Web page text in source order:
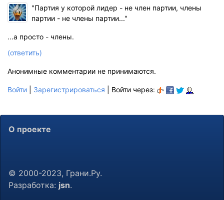
"Партия у которой лидер - не член партии, члены
партии - не члены партии..."
...а просто - члены.
(ответить)
Анонимные комментарии не принимаются.
Войти Зарегистрироваться | Войти через:
О проекте
© 2000-2023, Грани.Ру.
Разработка: jsn.